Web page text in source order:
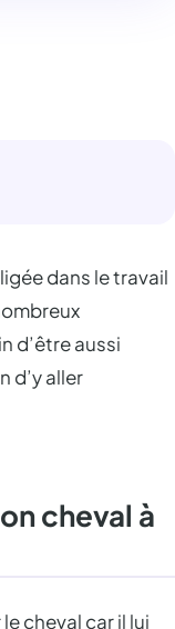
dans le travail
d’être aussi
d’y aller
cheval à
cheval car il lui